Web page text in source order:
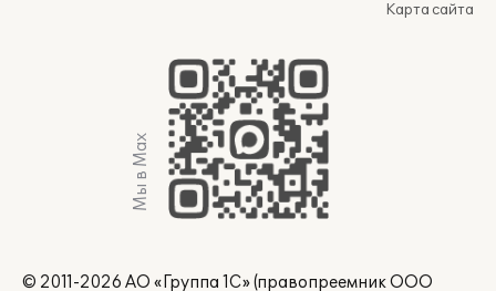
Карта сайта
Мы в Max
© 2011-2026 АО «Группа 1С» (правопреемник ООО